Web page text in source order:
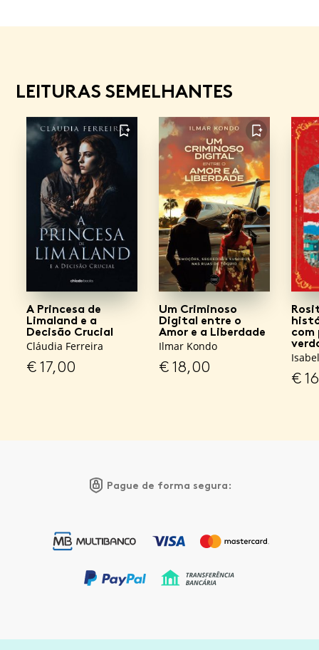
LEITURAS SEMELHANTES
FAVORITO
A Princesa de
Limaland e a
Decisão Crucial
Cláudia Ferreira
€17,00
FAVORITO
Um Criminoso
Digital entre o
Amor e a Liberdade
Ilmar Kondo
€18,00
com
€
Pague de forma segura: